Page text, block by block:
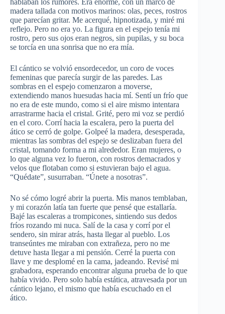
hablaban los rumores. Era enorme, con un marco de
madera tallada con motivos marinos: olas, peces, rostros
que parecían gritar. Me acerqué, hipnotizada, y miré mi
reflejo. Pero no era yo. La figura en el espejo tenía mi
rostro, pero sus ojos eran negros, sin pupilas, y su boca
se torcía en una sonrisa que no era mía.
El cántico se volvió ensordecedor, un coro de voces
femeninas que parecía surgir de las paredes. Las
sombras en el espejo comenzaron a moverse,
extendiendo manos huesudas hacia mí. Sentí un frío que
no era de este mundo, como si el aire mismo intentara
arrastrarme hacia el cristal. Grité, pero mi voz se perdió
en el coro. Corrí hacia la escalera, pero la puerta del
ático se cerró de golpe. Golpeé la madera, desesperada,
mientras las sombras del espejo se deslizaban fuera del
cristal, tomando forma a mi alrededor. Eran mujeres, o
lo que alguna vez lo fueron, con rostros demacrados y
velos que flotaban como si estuvieran bajo el agua.
“Quédate”, susurraban. “Únete a nosotras”.
No sé cómo logré abrir la puerta. Mis manos temblaban,
y mi corazón latía tan fuerte que pensé que estallaría.
Bajé las escaleras a trompicones, sintiendo sus dedos
fríos rozando mi nuca. Salí de la casa y corrí por el
sendero, sin mirar atrás, hasta llegar al pueblo. Los
transeúntes me miraban con extrañeza, pero no me
detuve hasta llegar a mi pensión. Cerré la puerta con
llave y me desplomé en la cama, jadeando. Revisé mi
grabadora, esperando encontrar alguna prueba de lo que
había vivido. Pero solo había estática, atravesada por un
cántico lejano, el mismo que había escuchado en el
ático.